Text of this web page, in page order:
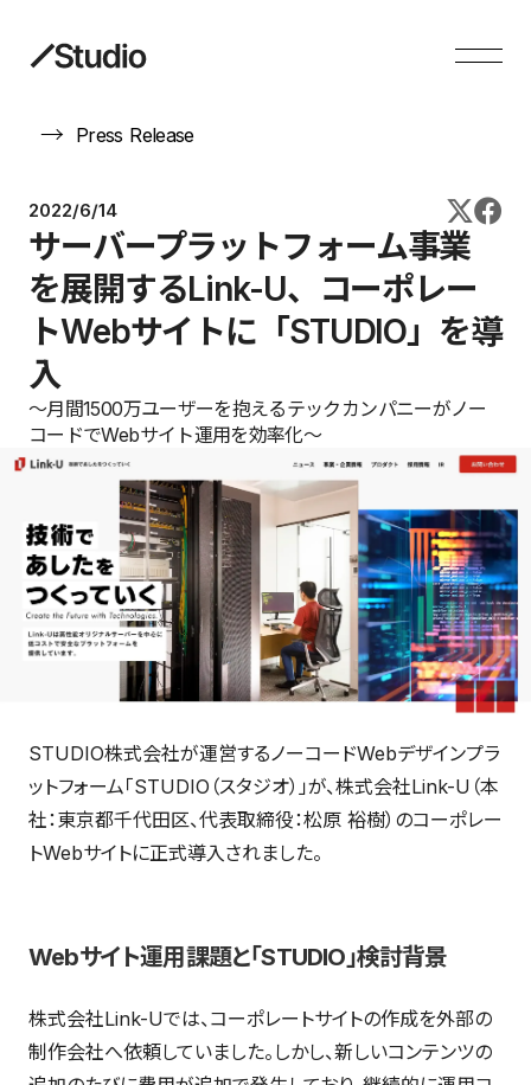
→ Press Release
2022/6/14
サーバープラットフォーム事業
を展開するLink-U、コーポレー
トWebサイトに「STUDIO」を導
入
〜月間1500万ユーザーを抱えるテックカンパニーがノー
コードでWebサイト運用を効率化〜
STUDIO株式会社が運営するノーコードWebデザインプラ
ットフォーム「STUDIO（スタジオ）」が、株式会社Link-U（本
社：東京都千代田区、代表取締役：松原 裕樹）のコーポレー
トWebサイトに正式導入されました。
Webサイト運用課題と「STUDIO」検討背景
株式会社Link-Uでは、コーポレートサイトの作成を外部の
制作会社へ依頼していました。しかし、新しいコンテンツの